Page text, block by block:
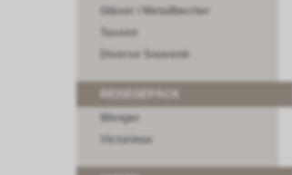
Gläser / Metallbecher
Tassen
Diverse Souvenir
REISEGEPÄCK
Wenger
Victorinox